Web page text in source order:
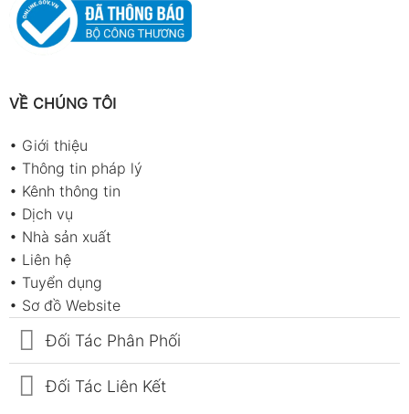
VỀ CHÚNG TÔI
• Giới thiệu
• Thông tin pháp lý
• Kênh thông tin
• Dịch vụ
• Nhà sản xuất
• Liên hệ
• Tuyển dụng
• Sơ đồ Website
Đối Tác Phân Phối
Đối Tác Liên Kết